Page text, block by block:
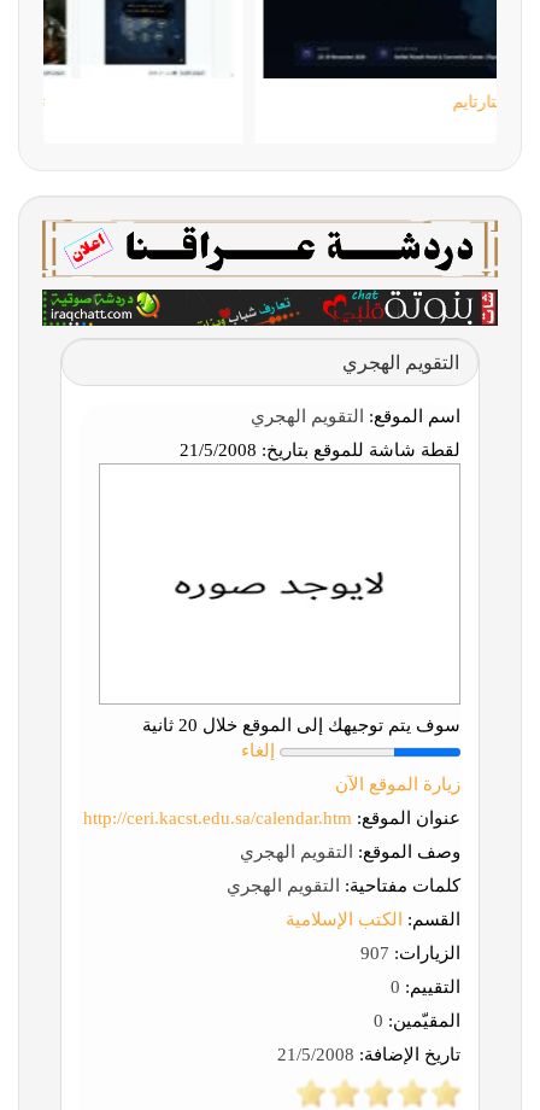
التقويم الهجري
اسم الموقع: التقويم الهجري
لقطة شاشة للموقع بتاريخ:
سوف يتم توجيهك إلى الموقع خلال 20 ثانية
إلغاء
زيارة الموقع الآن
عنوان الموقع: http://ceri.kacst.edu.sa/calendar.htm
وصف الموقع: التقويم الهجري
كلمات مفتاحية: التقويم الهجري
القسم:
الكتب الإسلامية
الزيارات:
التقييم:
المقيّمين:
تاريخ الإضافة: